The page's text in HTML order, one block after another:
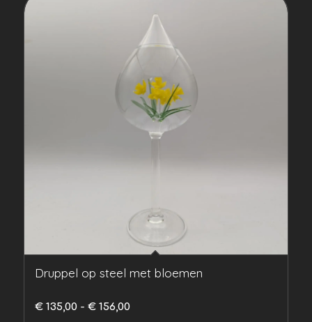
Druppel op steel met bloemen
€135,00 - €156,00Prijsklasse: